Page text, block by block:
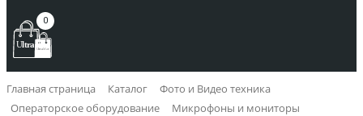
0
Главная страница Каталог
Фото и Видео техника
Операторское оборудование
Микрофоны и мониторы